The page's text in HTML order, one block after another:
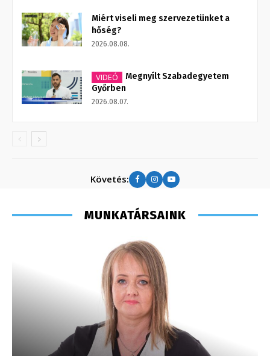
Miért viseli meg szervezetünket a
hőség?
2026.08.08.
VIDEÓ
Megnyílt Szabadegyetem
Győrben
2026.08.07.
Követés:
MUNKATÁRSAINK